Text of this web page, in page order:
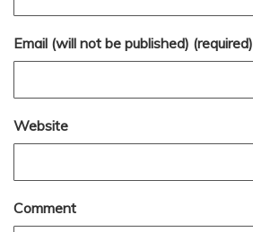
Email (will not be published) (required)
Website
Comment